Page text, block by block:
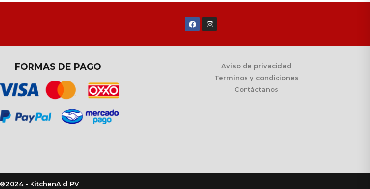
FORMAS DE PAGO
Aviso de privacidad
Terminos y condiciones
Contáctanos
®2024 - KitchenAid PV